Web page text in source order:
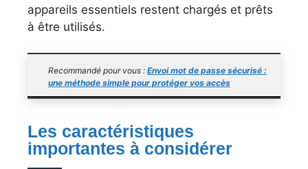
appareils essentiels restent chargés et prêts
à être utilisés.
Recommandé pour vous : Envoi mot de passe sécurisé :
une méthode simple pour protéger vos accès
Les caractéristiques
importantes à considérer